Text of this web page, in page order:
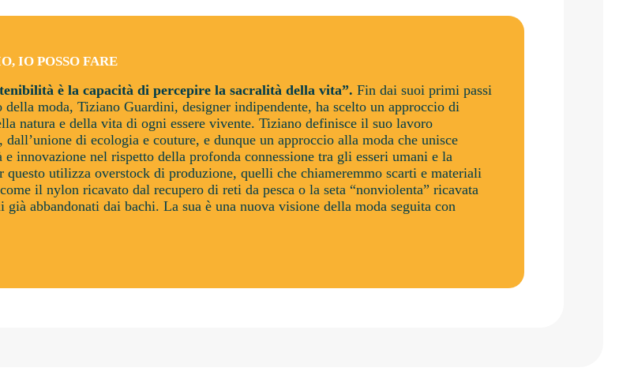
IO POSSO FARE
è la capacità di percepire la sacralità della vita”.Fin dai suoi primi passi
della moda, Tiziano Guardini, designer indipendente, ha scelto un approccio di
natura e della vita di ogni essere vivente. Tiziano definisce il suo lavoro
dall’unione di ecologia e couture, e dunque un approccio alla moda che unisce
e innovazione nel rispetto della profonda connessione tra gli esseri umani e la
questo utilizza overstock di produzione, quelli che chiameremmo scarti e materiali
il nylon ricavato dal recupero di reti da pesca o la seta “nonviolenta” ricavata
già abbandonati dai bachi. La sua è una nuova visione della moda seguita con